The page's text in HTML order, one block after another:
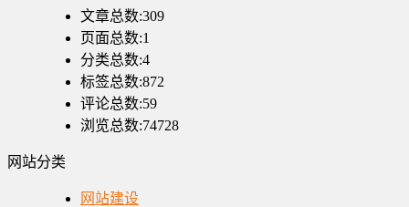
文章总数:309
页面总数:1
分类总数:4
标签总数:872
评论总数:59
浏览总数:74728
网站分类
网站建设